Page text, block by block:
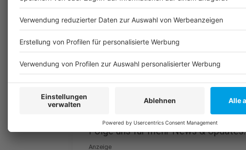
Weitere Infos und Links zum Thema:
Anzeige
Unsere Fortuna-Sonderseite
Folge uns für mehr News & Updates:
Anzeige